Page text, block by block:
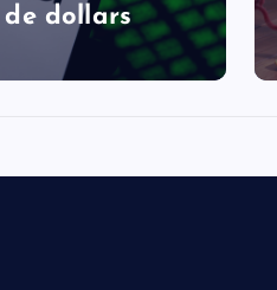
dollars